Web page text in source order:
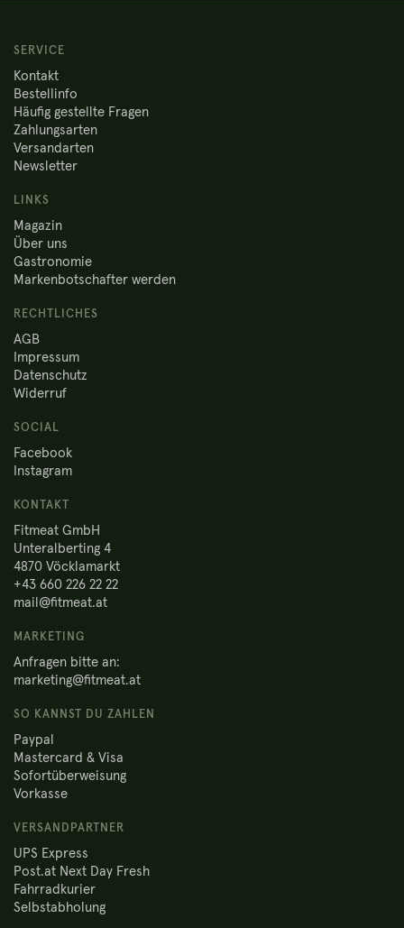
SERVICE
Kontakt
Bestellinfo
Häufig gestellte Fragen
Zahlungsarten
Versandarten
Newsletter
LINKS
Magazin
Über uns
Gastronomie
Markenbotschafter werden
RECHTLICHES
AGB
Impressum
Datenschutz
Widerruf
SOCIAL
Facebook
Instagram
KONTAKT
Fitmeat GmbH
Unteralberting 4
4870 Vöcklamarkt
+43 660 226 22 22
mail@fitmeat.at
MARKETING
Anfragen bitte an:
marketing@fitmeat.at
SO KANNST DU ZAHLEN
Paypal
Mastercard & Visa
Sofortüberweisung
Vorkasse
VERSANDPARTNER
UPS Express
Post.at Next Day Fresh
Fahrradkurier
Selbstabholung